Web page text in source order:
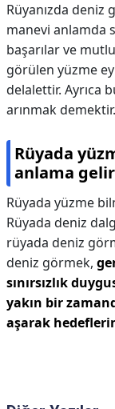
Rüyanızda deniz
manevi anlamda
başarılar ve
görülen yüzme
delalettir. Ayrıca
arınmak demektir.
Rüyada
anlama
Rüyada yüzme
Rüyada deniz
rüyada deniz
deniz görmek,
sınırsızlık
yakın bir
aşarak